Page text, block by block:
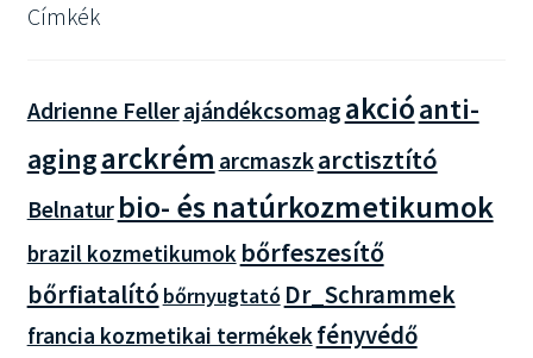
Címkék
Adrienne Fellerajándékcsomag akcióanti-
agingarckrém arcmaszkarctisztító
Belnatur bio- és natúrkozmetikumok
brazil kozmetikumok bőrfeszesítő
bőrfiatalító bőrnyugtató Dr_Schrammek
francia kozmetikai termékekfényvédő